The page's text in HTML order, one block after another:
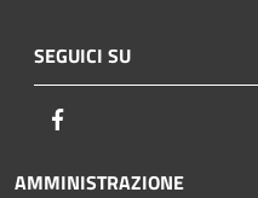
SEGUICI SU
AMMINISTRAZIONE